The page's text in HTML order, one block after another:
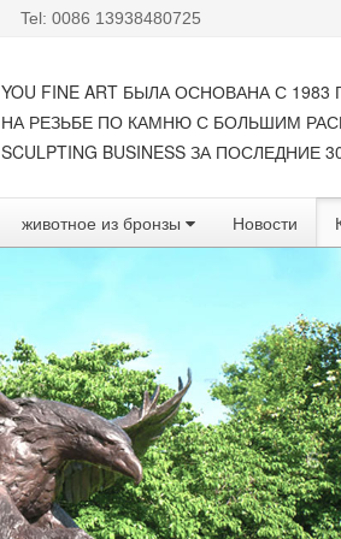
Tel: 0086 13938480725
YOU FINE ART БЫЛА ОСНОВАНА С
НА РЕЗЬБЕ ПО КАМНЮ С БОЛЬШИМ
SCULPTING BUSINESS ЗА ПОСЛЕДНИЕ
животное из бронзы Новости